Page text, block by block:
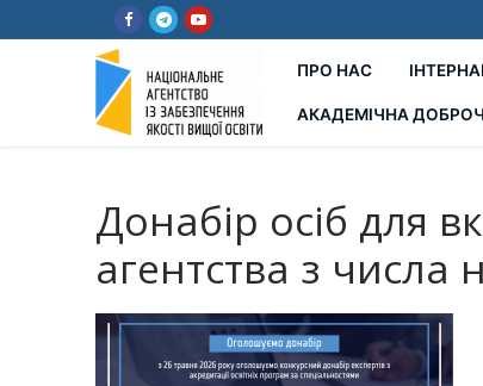
до
ПРО НАС
АКАДЕМІЧНА
Донабір осіб для
агентства з числа